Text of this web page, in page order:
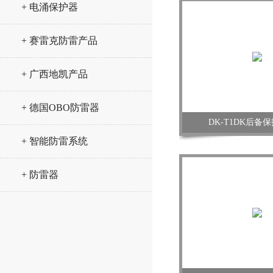
+ 电涌保护器
+ 赛雷克防雷产品
+ 广西地凯产品
+ 德国OBO防雷器
+ 智能防雷系统
+ 防雷器
DK-T1DK后备